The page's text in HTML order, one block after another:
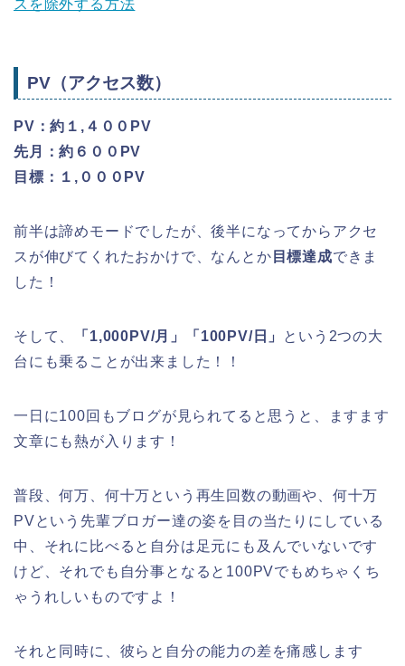
スを除外する方法
PV（アクセス数）
PV：約１,４００PV
先月：約６００PV
目標：１,０００PV
前半は諦めモードでしたが、後半になってからアクセ
スが伸びてくれたおかけで、なんとか 目標達成できま
した！
そして、 「1,000PV/月」「100PV/日」
という2つの大
台にも乗ることが出来ました！！
一日に100回もブログが見られてると思うと、ますます
文章にも熱が入ります！
普段、何万、何十万という再生回数の動画や、何十万
PVという先輩ブロガー達の姿を目の当たりにしている
中、それに比べると自分は足元にも及んでいないです
けど、それでも自分事となると100PVでもめちゃくち
ゃうれしいものですよ！
それと同時に、彼らと自分の能力の差を痛感します